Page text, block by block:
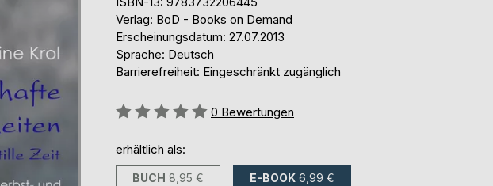
Verlag: BoD - Books on Demand
Erscheinungsdatum: 27.07.2013
Sprache: Deutsch
Barrierefreiheit: Eingeschränkt zugänglich
Bewertung::
0 Bewertungen
erhältlich als:
BUCH 8,95 € E-BOOK 6,99 €